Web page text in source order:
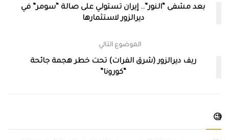
بعد مشفى “النور”.. إيران تستولي على صالة “سومر” في
ديرالزور لاستثمارها
الموضوع التالي
ريف ديرالزور (شرق الفرات) تحت خطر هجمة جائحة
“كورونا”
🧐